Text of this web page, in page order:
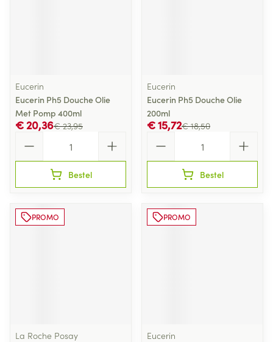
Eucerin
Eucerin Ph5 Douche Olie
Met Pomp 400ml
€ 23,95
€ 20,36
Bestel
Eucerin
Eucerin Ph5 Douche Olie
200ml
€ 18,50
€ 15,72
Bestel
PROMO
La Roche Posay
PROMO
Eucerin